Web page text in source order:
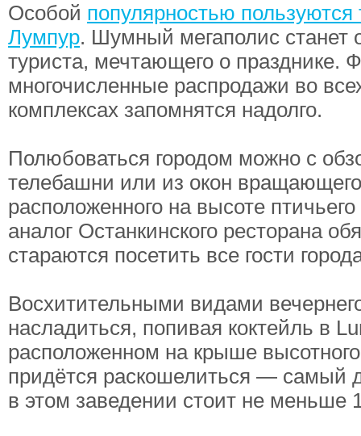
Особой популярностью
Лумпур. Шумный мегаполис станет
туриста, мечтающего о празднике.
многочисленные распродажи во
комплексах запомнятся надолго.
Полюбоваться городом можно с
телебашни или из окон
расположенного на высоте
аналог Останкинского ресторана
стараются посетить все гости
Восхитительными видами
насладиться, попивая коктейль в
расположенном на крыше
придётся раскошелиться — самый
в этом заведении стоит не меньше